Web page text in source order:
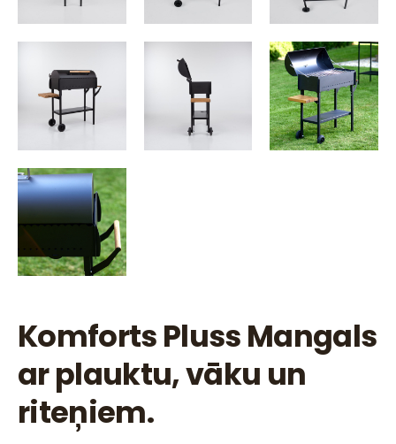
Komforts Pluss Mangals
ar plauktu, vāku un
riteņiem.